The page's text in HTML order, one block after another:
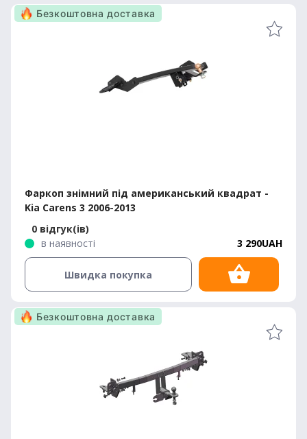
Фаркоп знімний під американський квадрат -
Kia Carens 3 2006-2013
0 відгук(ів)
в наявності
3 290UAH
Безкоштовна доставка
Швидка покупка
Безкоштовна доставка